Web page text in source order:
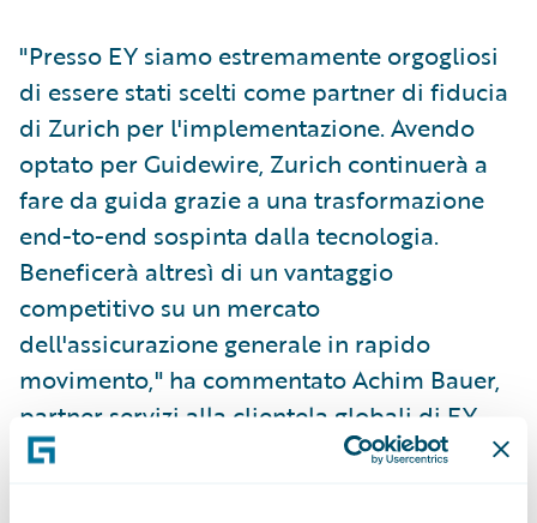
"Presso EY siamo estremamente orgogliosi
di essere stati scelti come partner di fiducia
di Zurich per l'implementazione. Avendo
optato per Guidewire, Zurich continuerà a
fare da guida grazie a una trasformazione
end-to-end sospinta dalla tecnologia.
Beneficerà altresì di un vantaggio
competitivo su un mercato
dell'assicurazione generale in rapido
movimento," ha commentato Achim Bauer,
partner servizi alla clientela globali di EY
per Zurich Insurance Group.